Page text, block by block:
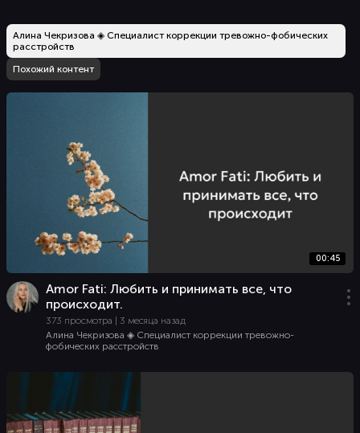
Алина Чекризова ◈ Специалист коррекции тревожно-фобических
расстройств
Похожий контент
00:45
Amor Fati: Любить и принимать все, что
происходит.
373 просмотра | 3 месяца назад
Алина Чекризова ◈ Специалист коррекции тревожно-
фобических расстройств